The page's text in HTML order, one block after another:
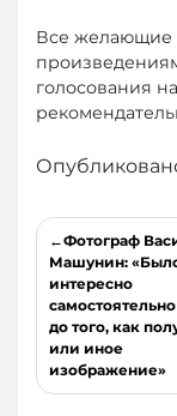
Все желающие
голосования
по
записям
Фотограф
Машунин:
интересно
до того, как
или иное
изображение»